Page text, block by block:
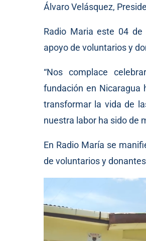
Álvaro Velásquez,
Radio Maria este 04
apoyo de voluntarios y
“Nos complace
fundación en Nicaragua
transformar la vida de
nuestra labor ha sido de
En Radio María se
de voluntarios y